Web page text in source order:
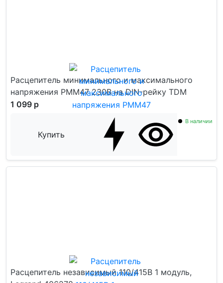
Расцепитель минимального и максимального
напряжения РММ47 230В на DIN-рейку TDM
1 099 р
Купить
В наличии
Расцепитель независимый 110/415В 1 модуль,